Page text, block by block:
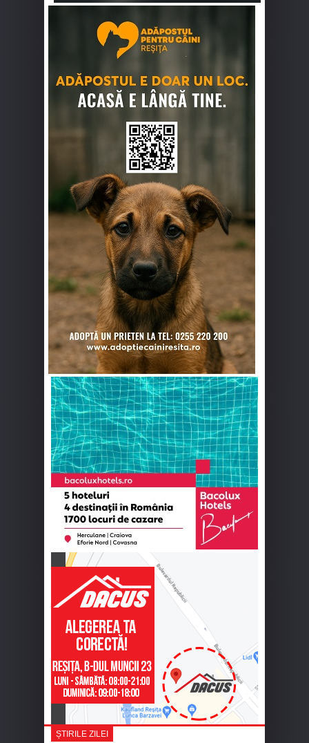
ȘTIRILE ZILEI